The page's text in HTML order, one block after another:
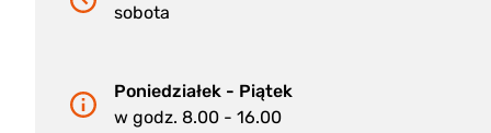
sobota
Poniedziałek - Piątek
w godz. 8.00 - 16.00